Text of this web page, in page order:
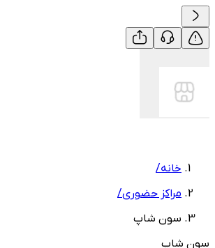
خانه/
مراکز حضوری/
سون شاپ
سون شاپ